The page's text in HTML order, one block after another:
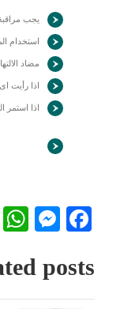
يجب
استخدام
مضاد
اذا رأيت
اذا استمر
posts